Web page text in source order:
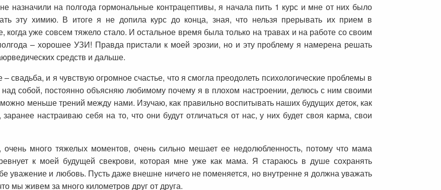
назначили на полгода гормональные контрацептивы, я начала пить 1 курс и мне от них было
эту химию. В итоге я не допила курс до конца, зная, что нельзя прерывать их прием в
когда уже совсем тяжело стало. И остальное время была только на травах и на работе со своим
– хорошее УЗИ! Правда пристали к моей эрозии, но и эту проблему я намерена решать
средств и дальше.
свадьба, и я чувствую огромное счастье, что я смогла преодолеть психологические проблемы в
собой, постоянно объясняю любимому почему я в плохом настроении, делюсь с ним своими
меньше трений между нами. Изучаю, как правильно воспитывать наших будущих деток, как
настраиваю себя на то, что они будут отличаться от нас, у них будет своя карма, свои
много тяжелых моментов, очень сильно мешает ее недолюбленность, потому что мама
к моей будущей свекрови, которая мне уже как мама. Я стараюсь в душе сохранять
уважение и любовь. Пусть даже внешне ничего не поменяется, но внутренне я должна уважать
мы живем за много километров друг от друга.